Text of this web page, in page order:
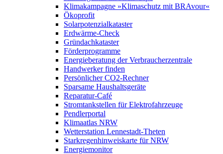
Klimakampagne »Klimaschutz mit BRAvour«
Ökoprofit
Solarpotenzialkataster
Erdwärme-Check
Gründachkataster
Förderprogramme
Energieberatung der Verbraucherzentrale
Handwerker finden
Persönlicher CO2-Rechner
Sparsame Haushaltsgeräte
Reparatur-Café
Stromtankstellen für Elektrofahrzeuge
Pendlerportal
Klimaatlas NRW
Wetterstation Lennestadt-Theten
Starkregenhinweiskarte für NRW
Energiemonitor